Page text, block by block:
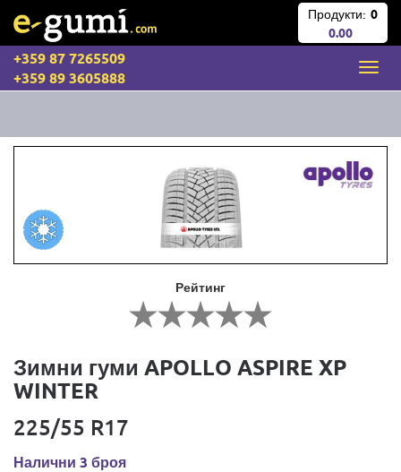
Продукти: 0
0.00
+359 87 7265509
+359 89 3605888
Рейтинг
Зимни гуми APOLLO ASPIRE XP
WINTER
225/55 R17
Налични 3 броя